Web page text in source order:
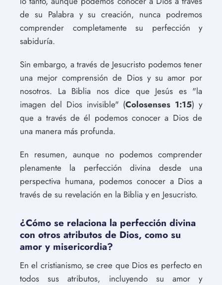
de su Palabra y su creación, nunca podremos
comprender completamente su perfección y
sabiduría.
Sin embargo, a través de Jesucristo podemos tener
una mejor comprensión de Dios y su amor por
nosotros. La Biblia nos dice que Jesús es "la
imagen del Dios invisible" (Colosenses 1:15) y
que a través de él podemos conocer a Dios de
una manera más profunda.
En resumen, aunque no podemos comprender
plenamente la perfección divina desde una
perspectiva humana, podemos conocer a Dios a
través de su revelación en la Biblia y en Jesucristo.
¿Cómo se relaciona la perfección divina
con otros atributos de Dios, como su
amor y misericordia?
En el cristianismo, se cree que Dios es perfecto en
todos sus atributos, incluyendo su amor y